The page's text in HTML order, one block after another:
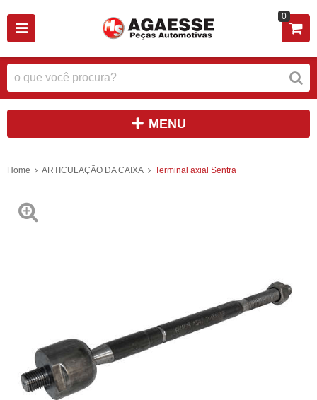
0
MENU
Home ARTICULAÇÃO DA CAIXA Terminal axial Sentra